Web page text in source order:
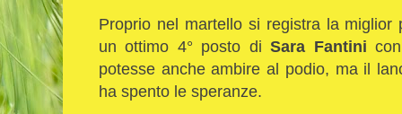
Proprio nel martello si registra la
un ottimo 4° posto diSara Fantini
potesse anche ambire al podio, ma il
ha spento le speranze.